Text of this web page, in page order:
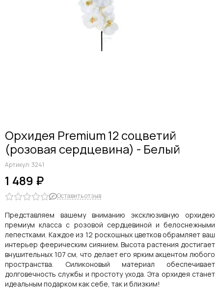
Ранункулюсы
Гладиолусы
Другие цветы
Космеи, ромашки
Орхидея Premium 12 соцветий
(розовая сердцевина) - Белый
Артикул:3241
1 489 ₽
Оставить отзыв
Представляем вашему вниманию эксклюзивную орхидею
премиум класса с розовой сердцевиной и белоснежными
лепестками. Каждое из 12 роскошных цветков обрамляет ваш
интерьер феерическим сиянием. Высота растения достигает
внушительных 107 см, что делает его ярким акцентом любого
пространства. Силиконовый материал обеспечивает
долговечность службы и простоту ухода. Эта орхидея станет
идеальным подарком как себе, так и близким!